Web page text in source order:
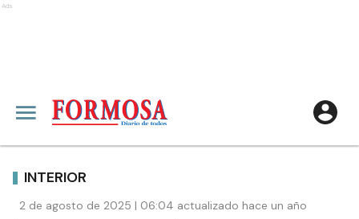
Ads
INTERIOR
2 de agosto de 2025 | 06:04 actualizado hace un año